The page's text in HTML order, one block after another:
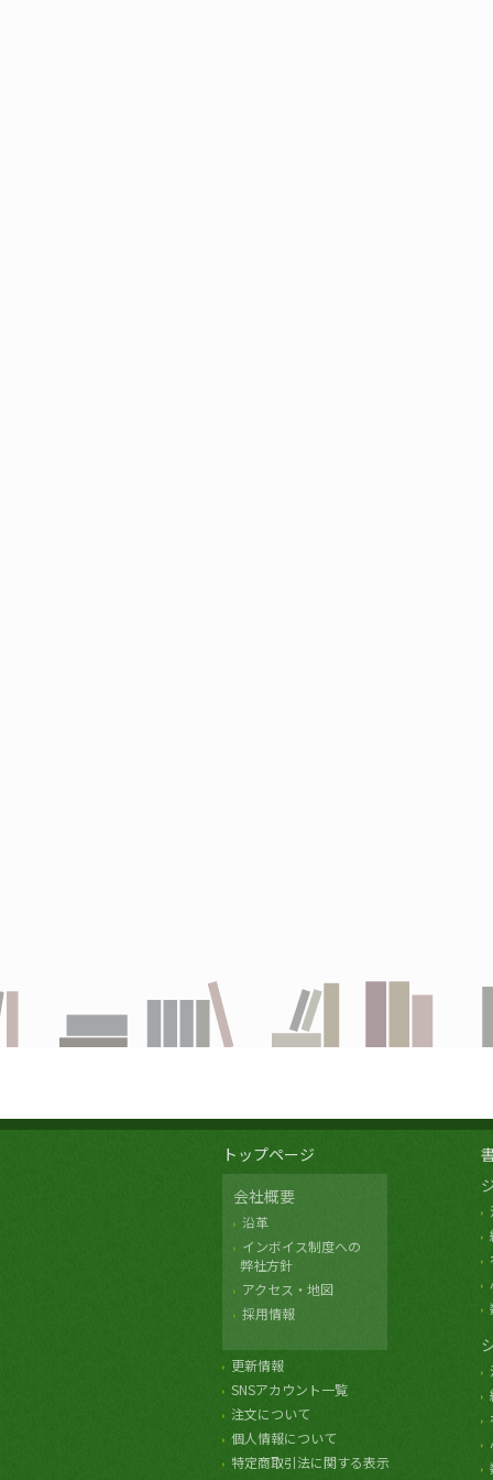
トップページ
会社概要
沿革
インボイス制度への
弊社方針
アクセス・地図
採用情報
更新情報
SNSアカウント一覧
注文について
個人情報について
特定商取引法に関する表示